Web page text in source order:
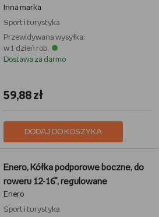
Inna marka
Sport i turystyka
Przewidywana wysyłka:
w 1 dzień rob.
Dostawa za darmo
59,88 zł
DODAJ DO KOSZYKA
Enero, Kółka podporowe boczne, do
roweru 12-16", regulowane
Enero
Sport i turystyka